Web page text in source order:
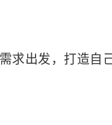
求出发，打造自